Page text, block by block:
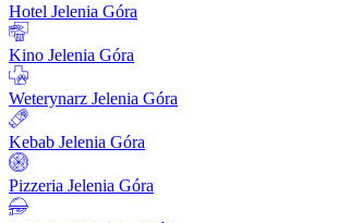
Hotel Jelenia Góra
Kino Jelenia Góra
Weterynarz Jelenia Góra
Kebab Jelenia Góra
Pizzeria Jelenia Góra